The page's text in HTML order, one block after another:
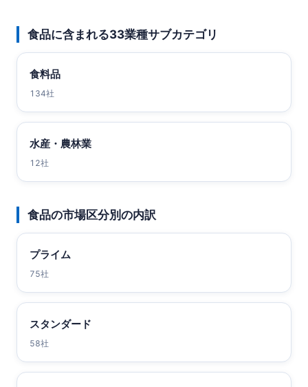
食品に含まれる33業種サブカテゴリ
食料品
134社
水産・農林業
12社
食品の市場区分別の内訳
プライム
75社
スタンダード
58社